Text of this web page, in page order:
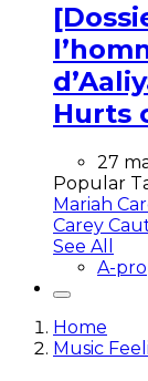
Hurts
27
Popular
Mariah
Carey
See All
A-
Home
Music